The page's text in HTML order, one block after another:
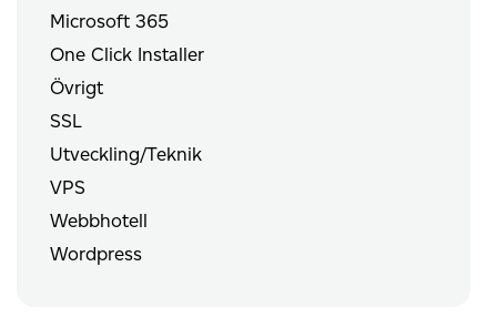
Microsoft 365
One Click Installer
Övrigt
SSL
Utveckling/Teknik
VPS
Webbhotell
Wordpress